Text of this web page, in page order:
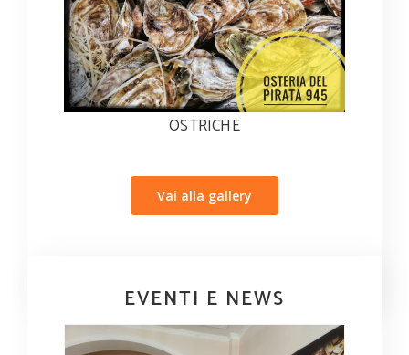
OSTRICHE
Vai alla gallery
EVENTI E NEWS